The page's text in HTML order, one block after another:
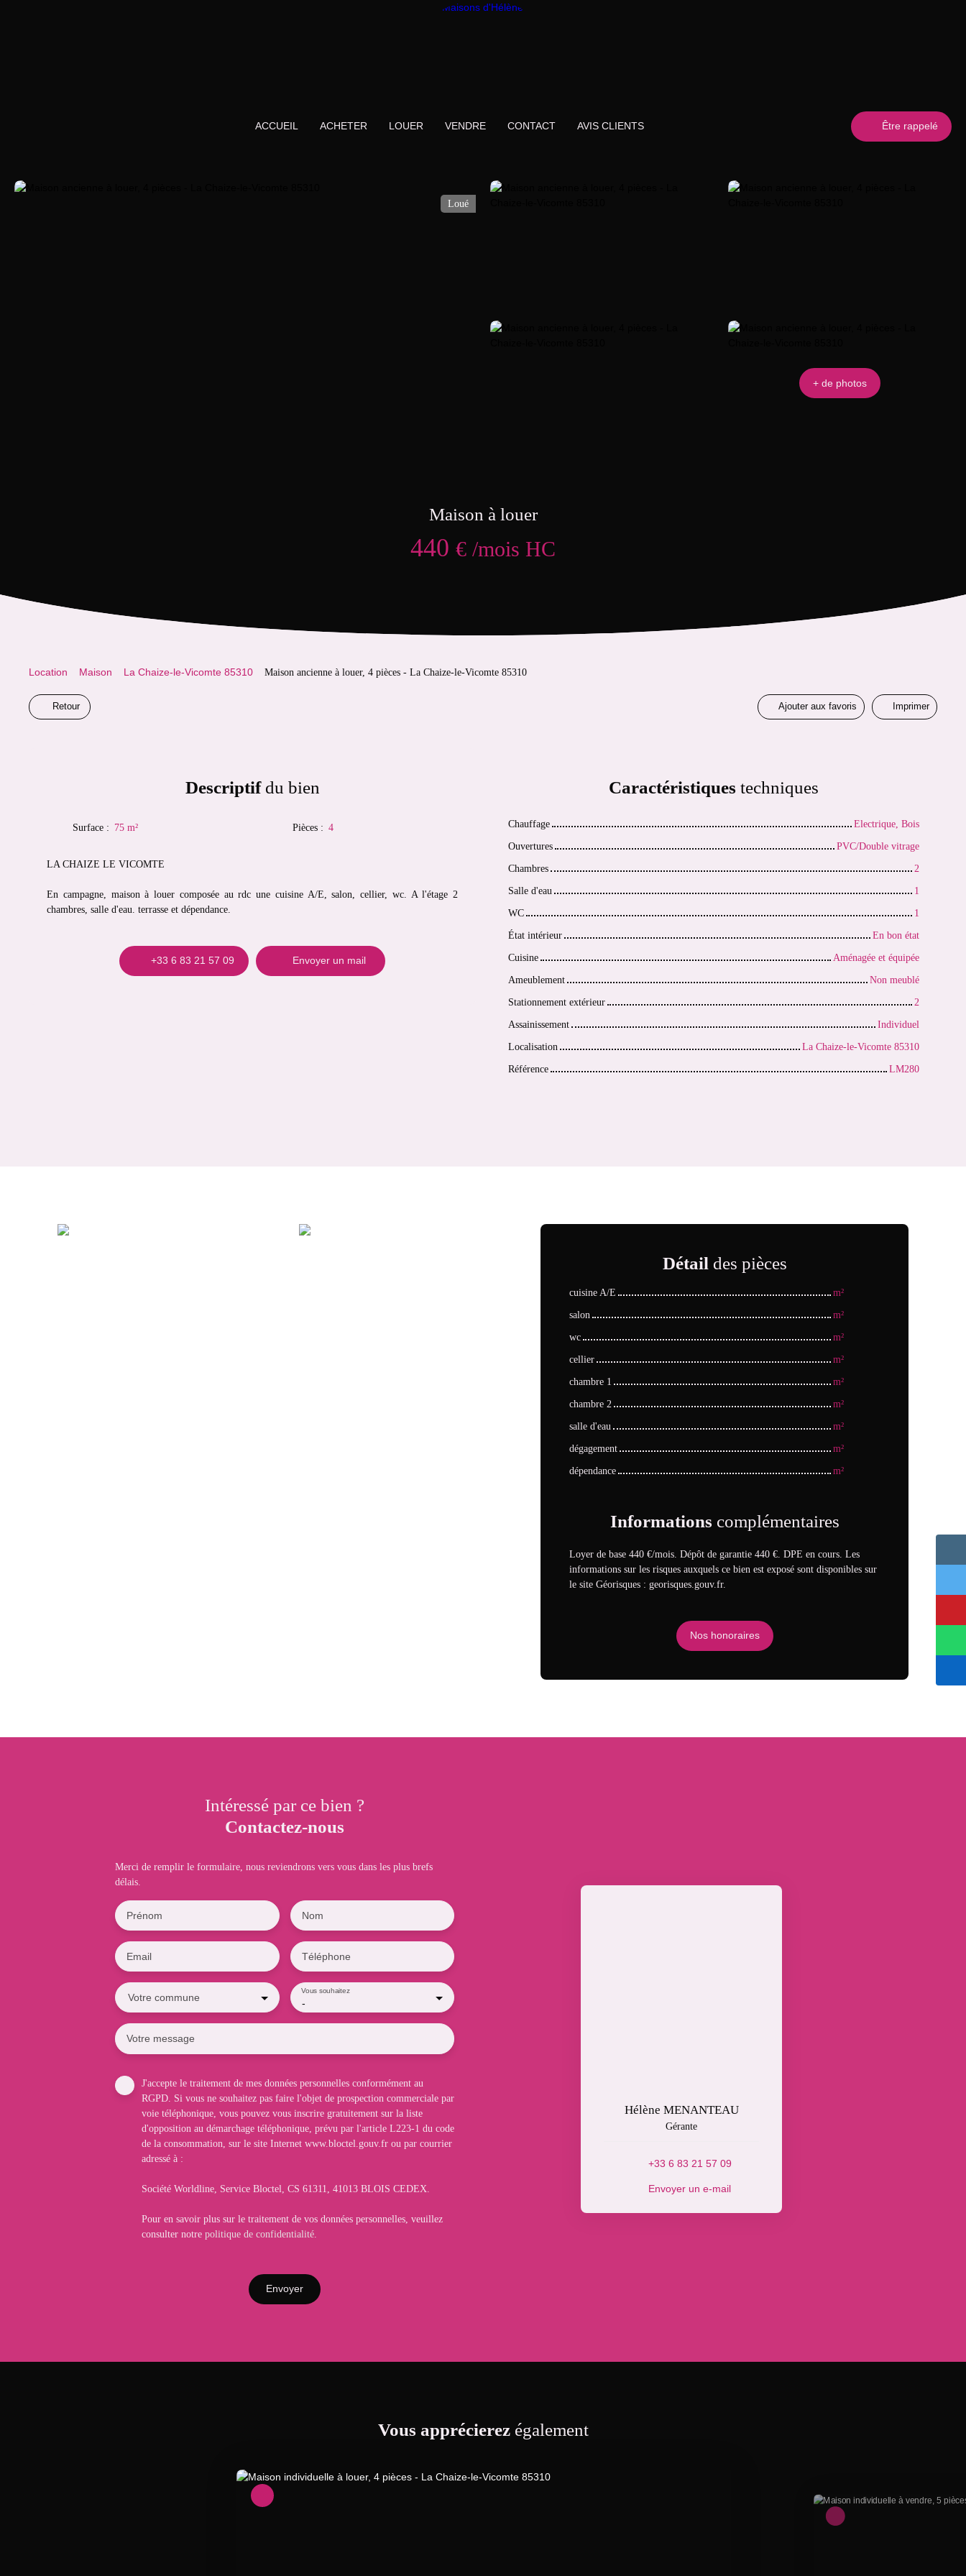
ACCUEIL ACHETER LOUER VENDRE CONTACT AVIS CLIENTS Être rappelé
Loué
+ de photos
Maison à louer
440 € /mois HC
Location Maison La Chaize-le-Vicomte 85310 Maison ancienne à louer, 4 pièces - La Chaize-le-Vicomte 85310
Retour Ajouter aux favoris Imprimer
Descriptifdu bien
Surface : 75 m² Pièces : 4
LA CHAIZE LE VICOMTE
En campagne, maison à louer composée au rdc une cuisine A/E, salon, cellier, wc. A l'étage 2
chambres, salle d'eau. terrasse et dépendance.
+33 6 83 21 57 09 Envoyer un mail
Caractéristiques techniques
Chauffage
Electrique, Bois
Ouvertures
PVC/Double vitrage
Chambres
2
Salle d'eau
1
WC
1
État intérieur
En bon état
Cuisine
Aménagée et équipée
Ameublement
Non meublé
Stationnement extérieur
2
Assainissement
Individuel
Localisation
La Chaize-le-Vicomte 85310
Référence
LM280
Détail des pièces
cuisine A/E
m²
salon
m²
wc
m²
cellier
m²
chambre 1
m²
chambre 2
m²
salle d'eau
m²
dégagement
m²
dépendance
m²
Informations complémentaires
Loyer de base 440 €/mois. Dépôt de garantie 440 €. DPE en cours. Les
informations sur les risques auxquels ce bien est exposé sont disponibles sur
le site Géorisques : georisques.gouv.fr.
Nos honoraires
Intéressé par ce bien ?
Contactez-nous
Merci de remplir le formulaire, nous reviendrons vers vous dans les plus brefs
délais.
Prénom Nom
Email Téléphone
Votre commune -
Vous souhaitez
Votre message
J'accepte le traitement de mes données personnelles conformément au
RGPD. Si vous ne souhaitez pas faire l'objet de prospection commerciale par
voie téléphonique, vous pouvez vous inscrire gratuitement sur la liste
d'opposition au démarchage téléphonique, prévu par l'article L223-1 du code
de la consommation, sur le site Internet www.bloctel.gouv.fr ou par courrier
adressé à :
Société Worldline, Service Bloctel, CS 61311, 41013 BLOIS CEDEX.
Pour en savoir plus sur le traitement de vos données personnelles, veuillez
consulter notre politique de confidentialité
Envoyer
Hélène MENANTEAU
Gérante
+33 6 83 21 57 09
Envoyer un e-mail
Vous apprécierezégalement